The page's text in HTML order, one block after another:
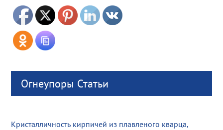
Огнеупоры Статьи
Кристалличность кирпичей из плавленого кварца,